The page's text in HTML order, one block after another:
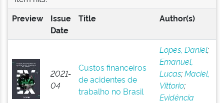
Preview
Issue
Date
Title Author(s)
2021-
04
Custos financeiros
de acidentes de
trabalho no Brasil
Lopes, Daniel;
Emanuel,
Lucas;Maciel,
Vittorio;
Evidência